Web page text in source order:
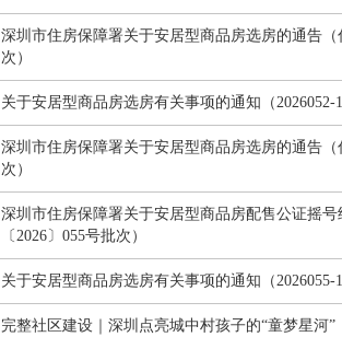
深圳市住房保障署关于安居型商品房选房的通告（
次）
关于安居型商品房选房有关事项的通知（2026052-1
深圳市住房保障署关于安居型商品房选房的通告（
次）
深圳市住房保障署关于安居型商品房配售公证摇
〔2026〕055号批次）
关于安居型商品房选房有关事项的通知（2026055-1
完整社区建设｜深圳点亮城中村孩子的“童梦星河”